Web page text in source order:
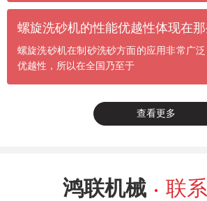
螺旋洗砂机的性能优越性体现在
螺旋洗砂机在制砂洗砂方面的应用非常广
优越性，所以在全国乃至于
查看更多
鸿联机械 联